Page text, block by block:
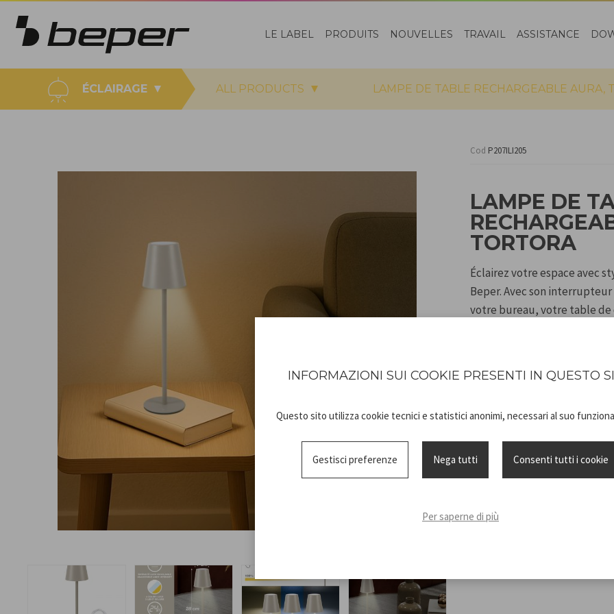
LE LABEL PRODUITS NOUVELLES TRAVAIL ASSISTANCE
ÉCLAIRAGE ALL PRODUCTS LAMPE DE TABLE RECHARGEABLE AURA,
Cod P207ILI205
LAMPE DE
TORTORA
Éclairez votre espace avec
Beper. Avec son
votre bureau, votre table
souhaitez. Une simple
ou naturelle, tandis que le
l'intensité de la lumière en
Grâce à la batterie haute
Rechargeable grâce au
recherchent la
personnalisée.
INFORMAZIONI SUI COOKIE PRESENTI IN QUESTO
Questo sito utilizza cookie tecnici e statistici anonimi, necessari al suo
Gestisci preferenze Nega tutti Consenti tutti i cookie
Per saperne di più